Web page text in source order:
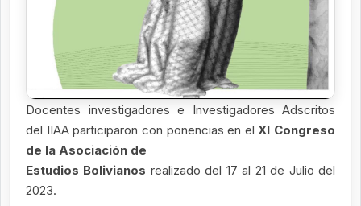
Docentes investigadores e Investigadores Adscritos
del IIAA participaron con ponencias en elXI Congreso
de la Asociación de
Estudios Bolivianos realizado del 17 al 21 de Julio del
2023.